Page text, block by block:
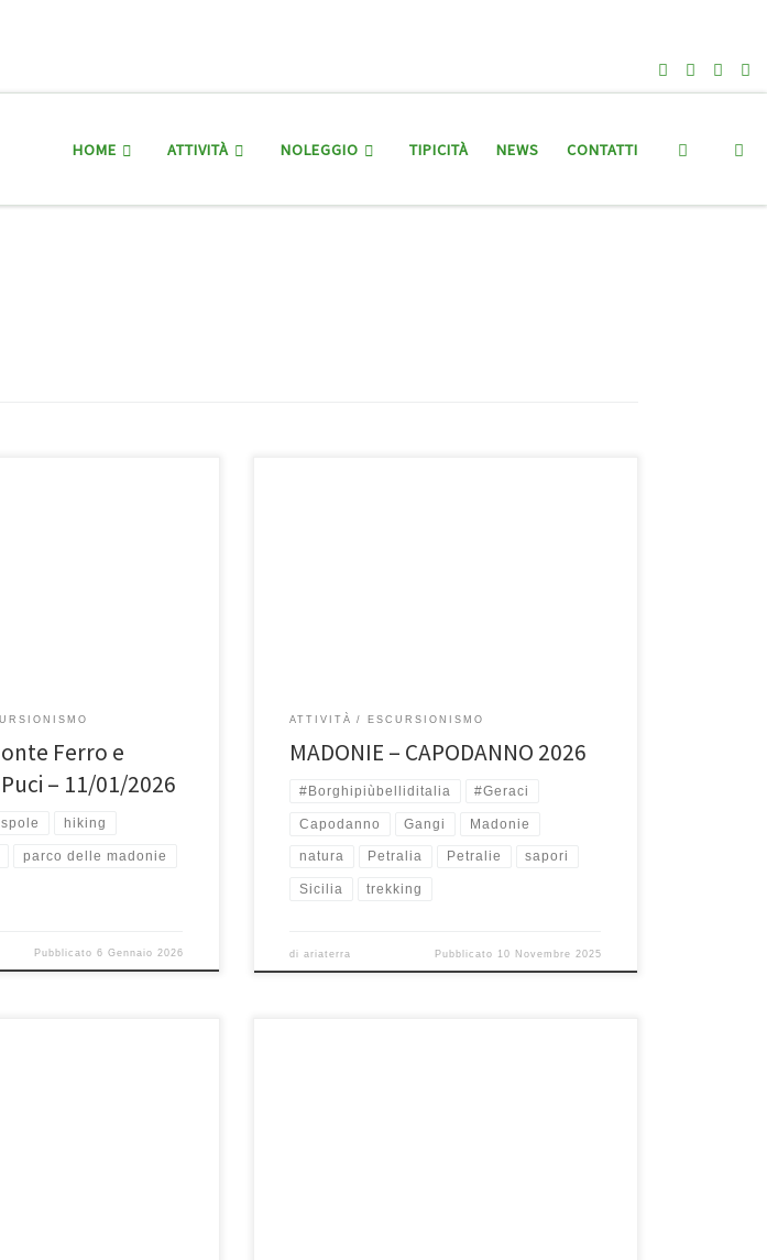
HOME ATTIVITÀ NOLEGGIO TIPICITÀ NEWS CONTATTI Search
Ferro e
– 11/01/2026
hiking
parco delle madonie
Pubblicato 6 Gennaio 2026
ATTIVITÀ ESCURSIONISMO
MADONIE – CAPODANNO 2026
#Borghipiùbelliditalia #Geraci
Capodanno Gangi Madonie
natura Petralia Petralie sapori
Sicilia trekking
diariaterra Pubblicato 10 Novembre 2025